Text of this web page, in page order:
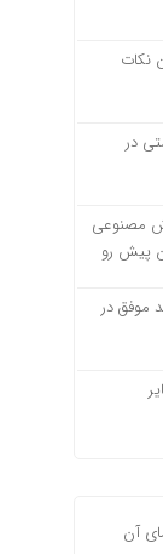
نکات
در
مصنوعی
پیش رو
موفق در
آن